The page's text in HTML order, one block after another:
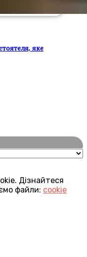
яке
Дізнайтеся
файли: cookie